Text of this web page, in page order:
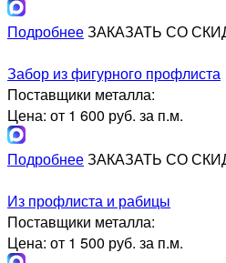
ПодробнееЗАКАЗАТЬ СО
Забор из фигурного профлиста
Поставщики металла:
Цена: от 1 600 руб. за п.м.
ПодробнееЗАКАЗАТЬ СО
Из профлиста и рабицы
Поставщики металла:
Цена: от 1 500 руб. за п.м.